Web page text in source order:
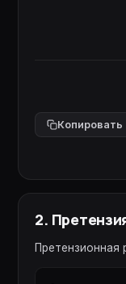
Копировать
2.
Претензионная